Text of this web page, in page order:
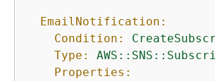
EmailNotification:
Condition:
Type:
Properties: